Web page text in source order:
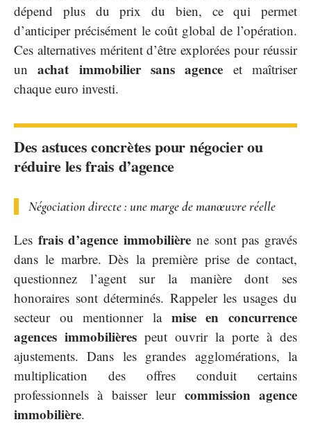
dépend plus du prix du bien, ce qui permet
d’anticiper précisément le coût global de l’opération.
Ces alternatives méritent d’être explorées pour réussir
unachat immobilier sans agence et maîtriser
chaque euro investi.
Des astuces concrètes pour négocier ou
réduire les frais d’agence
Négociation directe : une marge de manœuvre réelle
Les frais d’agence immobilière ne sont pas gravés
dans le marbre. Dès la première prise de contact,
questionnez l’agent sur la manière dont ses
honoraires sont déterminés. Rappeler les usages du
secteur ou mentionner la mise en concurrence
agences immobilières peut ouvrir la porte à des
ajustements. Dans les grandes agglomérations, la
multiplication des offres conduit certains
professionnels à baisser leur commission agence
immobilière.